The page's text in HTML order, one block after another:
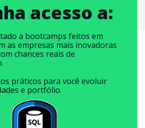
acesso a:
a bootcamps feitos em
as empresas mais inovadoras
chances reais de
práticos para você evoluir
e portfólio.